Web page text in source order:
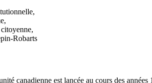
Robarts
canadienne est lancée au cours des années